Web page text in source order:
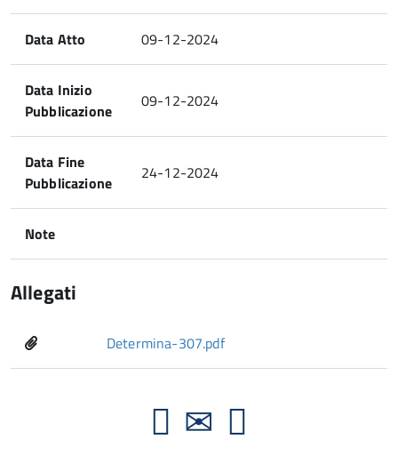
Data Atto 09-12-2024
Data Inizio
Pubblicazione
09-12-2024
Data Fine
Pubblicazione
24-12-2024
Note
Allegati
Determina-307.pdf